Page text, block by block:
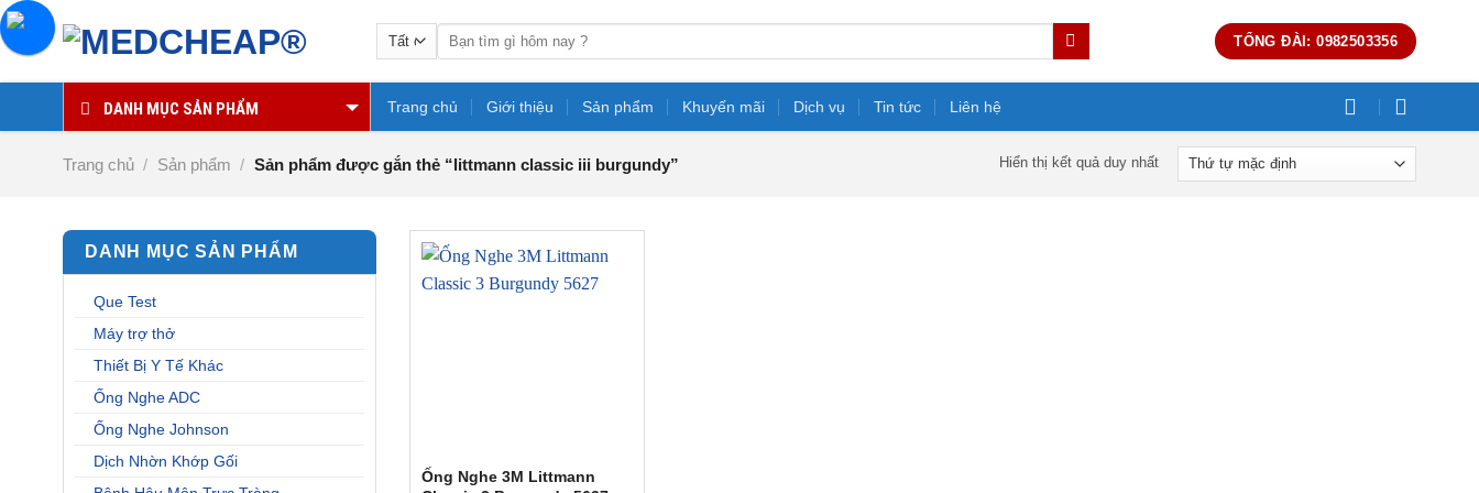
Chuyển
đến
Tìm
kiếm:
TỔNG ĐÀI: 0982503356
DANH MỤC SẢN PHẨM Trang chủ Giới thiệu Sản phẩm Khuyến mãi Dịch vụ Tin tức Liên hệ
Trang chủ / Sản phẩm / Sản phẩm được gắn thẻ “littmann classic iii burgundy” Hiển thị kết quả duy nhất
DANH MỤC SẢN PHẨM
Que Test
Máy trợ thở
Thiết Bị Y Tế Khác
Ống Nghe ADC
Ống Nghe Johnson
Dịch Nhờn Khớp Gối
Ống Nghe 3M Littmann